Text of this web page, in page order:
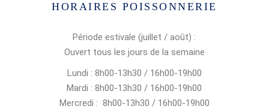
HORAIRES POISSONNERIE
Période estivale (juillet / août) :
Ouvert tous les jours de la semaine
Lundi : 8h00-13h30 / 16h00-19h00
Mardi : 8h00-13h30 / 16h00-19h00
Mercredi : 8h00-13h30 / 16h00-19h00